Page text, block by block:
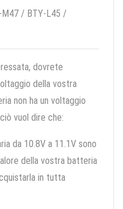
M47 / BTY-L45 /
dovrete
della vostra
non ha un voltaggio
vuol dire che:
da 10.8V a 11.1V sono
della vostra batteria
in tutta